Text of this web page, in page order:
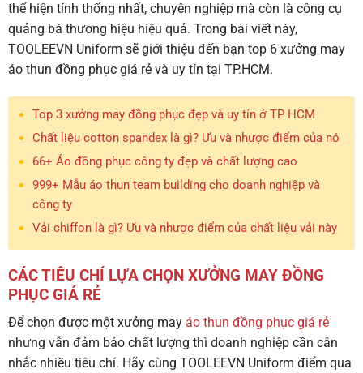
thể hiện tính thống nhất, chuyên nghiệp mà còn là công cụ
quảng bá thương hiệu hiệu quả. Trong bài viết này,
TOOLEEVN Uniform sẽ giới thiệu đến bạn top 6 xưởng may
áo thun đồng phục giá rẻ và uy tín tại TP.HCM.
Top 3 xưởng may đồng phục đẹp và uy tín ở TP HCM
Chất liệu cotton spandex là gì? Ưu và nhược điểm của nó
66+ Áo đồng phục công ty đẹp và chất lượng cao
999+ Mẫu áo thun team building cho doanh nghiệp và
công ty
Vải chiffon là gì? Ưu và nhược điểm của chất liệu vải này
CÁC TIÊU CHÍ LỰA CHỌN XƯỞNG MAY ĐỒNG
PHỤC GIÁ RẺ
Để chọn được một xưởng may áo thun đồng phục giá rẻ
nhưng vẫn đảm bảo chất lượng thì doanh nghiệp cần cân
nhắc nhiều tiêu chí. Hãy cùng TOOLEEVN Uniform điểm qua